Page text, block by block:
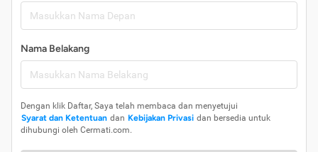
Nama Belakang
Dengan klik Daftar, Saya telah membaca dan menyetujui
Syarat dan Ketentuan dan Kebijakan Privasi dan bersedia untuk
dihubungi oleh Cermati.com.